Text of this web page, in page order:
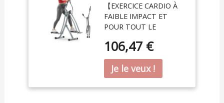
Trainer Corps
Entier
【EXERCICE CARDIO À
FAIBLE IMPACT ET
POUR TOUT LE
l'expérience d'un
entraînement doux mais
efficace qui minimise le
stress sur vos
articulations. L'elliptique
106,47 €